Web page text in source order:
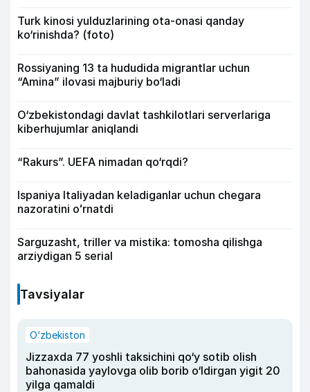
Turk kinosi yulduzlarining ota-onasi qanday
ko‘rinishda? (foto)
Rossiyaning 13 ta hududida migrantlar uchun
“Amina” ilovasi majburiy bo‘ladi
O‘zbekistondagi davlat tashkilotlari serverlariga
kiberhujumlar aniqlandi
“Rakurs”. UEFA nimadan qo‘rqdi?
Ispaniya Italiyadan keladiganlar uchun chegara
nazoratini oʻrnatdi
Sarguzasht, triller va mistika: tomosha qilishga
arziydigan 5 serial
Tavsiyalar
O‘zbekiston
Jizzaxda 77 yoshli taksichini qo‘y sotib olish
bahonasida yaylovga olib borib o‘ldirgan yigit 20
yilga qamaldi